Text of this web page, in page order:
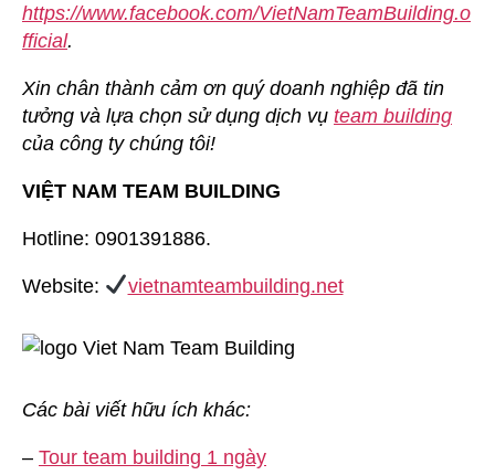
https://www.facebook.com/VietNamTeamBuilding.o
fficial.
Xin chân thành cảm ơn quý doanh nghiệp đã tin
tưởng và lựa chọn sử dụng dịch vụ team building
của công ty chúng tôi!
VIỆT NAM TEAM BUILDING
Hotline: 0901391886.
Website: vietnamteambuilding.net
Các bài viết hữu ích khác:
– Tour team building 1 ngày